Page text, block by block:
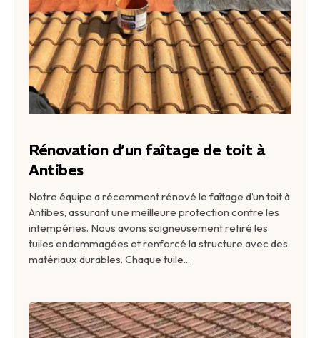
Rénovation d’un faîtage de toit à
Antibes
Notre équipe a récemment rénové le faîtage d’un toit à
Antibes, assurant une meilleure protection contre les
intempéries. Nous avons soigneusement retiré les
tuiles endommagées et renforcé la structure avec des
matériaux durables. Chaque tuile